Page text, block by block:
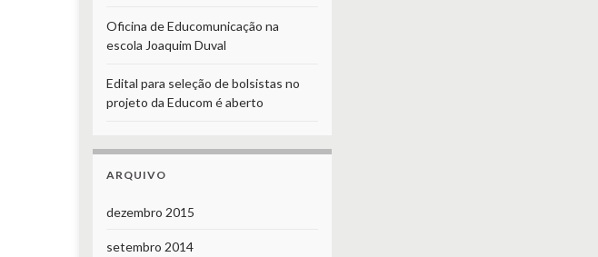
Oficina de Educomunicação na
escola Joaquim Duval
Edital para seleção de bolsistas no
projeto da Educom é aberto
ARQUIVO
dezembro 2015
setembro 2014